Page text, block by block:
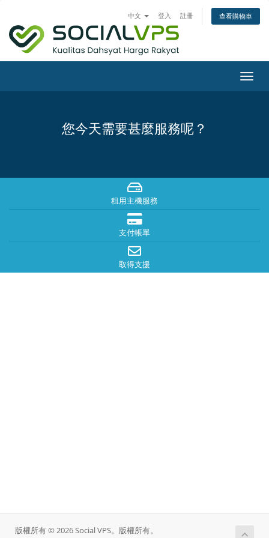
中文 登入 註冊 查看購物車
切
換
您今天需要甚麼服務呢？
租用主機服務
支付帳單
取得支援
版權所有 © 2026 Social VPS。版權所有。